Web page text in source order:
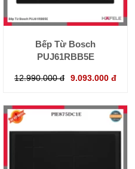
Bếp Từ Bosch
PUJ61RBB5E
12.990.000 đ 9.093.000 đ